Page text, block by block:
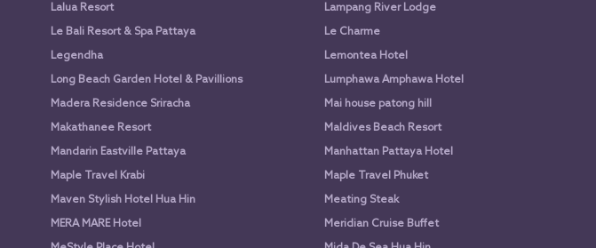
Lalua Resort
Lampang River Lodge
Le Bali Resort & Spa Pattaya
Le Charme
Legendha
Lemontea Hotel
Long Beach Garden Hotel & Pavillions
Lumphawa Amphawa Hotel
Madera Residence Sriracha
Mai house patong hill
Makathanee Resort
Maldives Beach Resort
Mandarin Eastville Pattaya
Manhattan Pattaya Hotel
Maple Travel Krabi
Maple Travel Phuket
Maven Stylish Hotel Hua Hin
Meating Steak
MERA MARE Hotel
Meridian Cruise Buffet